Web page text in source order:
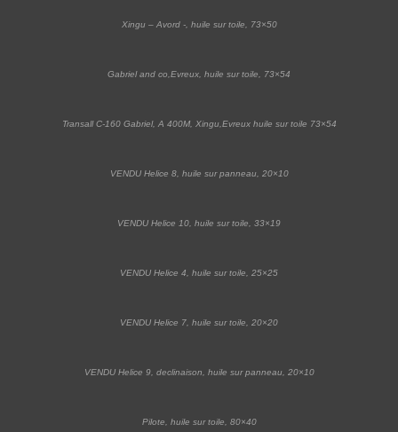
Xingu – Avord -, huile sur toile, 73×50
Gabriel and co,Evreux, huile sur toile, 73×54
Transall C-160 Gabriel, A 400M, Xingu,Evreux huile sur toile 73×54
VENDU Helice 8, huile sur panneau, 20×10
VENDU Helice 10, huile sur toile, 33×19
VENDU Helice 4, huile sur toile, 25×25
VENDU Helice 7, huile sur toile, 20×20
VENDU Helice 9, declinaison, huile sur panneau, 20×10
Pilote, huile sur toile, 80×40